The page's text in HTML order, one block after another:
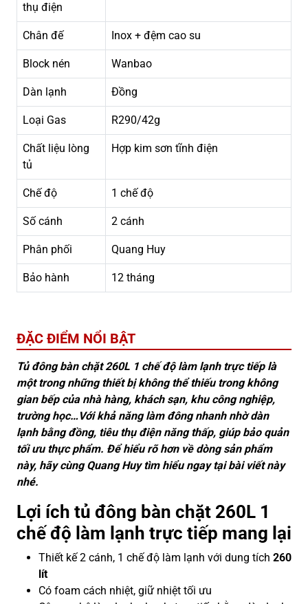
thụ điện
Chân đế Inox + đệm cao su
Block nén Wanbao
Dàn lạnh Đồng
Loại Gas R290/42g
Chất liệu lòng
tủ
Hợp kim sơn tĩnh điện
Chế độ 1 chế độ
Số cánh 2 cánh
Phân phối Quang Huy
Bảo hành 12 tháng
ĐẶC ĐIỂM NỔI BẬT
Tủ đông bàn chặt 260L 1 chế độ làm lạnh trực tiếp là
một trong những thiết bị không thể thiếu trong không
gian bếp của nhà hàng, khách sạn, khu công nghiệp,
trường học…Với khả năng làm đông nhanh nhờ dàn
lạnh bằng đồng, tiêu thụ điện năng thấp, giúp bảo quản
tối ưu thực phẩm. Để hiểu rõ hơn về dòng sản phẩm
này, hãy cùng Quang Huy tìm hiểu ngay tại bài viết này
nhé.
Lợi ích tủ đông bàn chặt 260L 1
chế độ làm lạnh trực tiếp mang lại
Thiết kế 2 cánh, 1 chế độ làm lạnh với dung tích 260
lít
Có foam cách nhiệt, giữ nhiệt tối ưu